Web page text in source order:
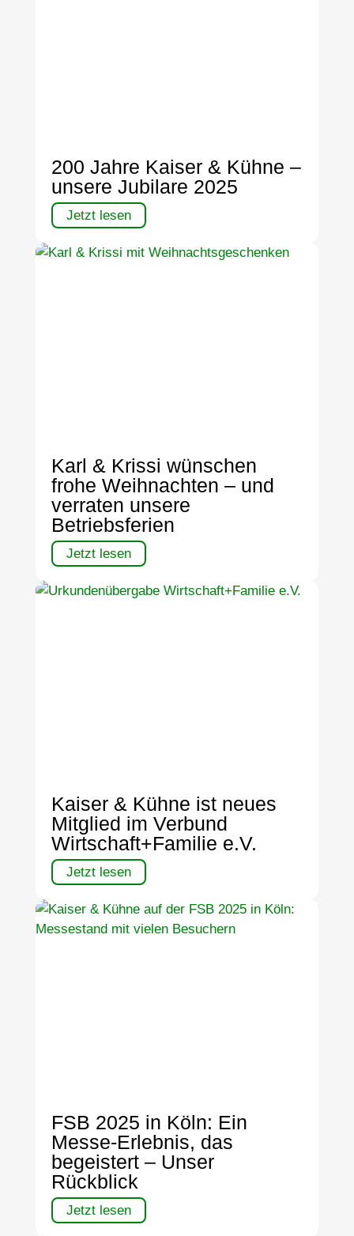
200 Jahre Kaiser & Kühne –
unsere Jubilare 2025
Jetzt lesen
Karl & Krissi wünschen
frohe Weihnachten – und
verraten unsere
Betriebsferien
Jetzt lesen
Kaiser & Kühne ist neues
Mitglied im Verbund
Wirtschaft+Familie e.V.
Jetzt lesen
FSB 2025 in Köln: Ein
Messe-Erlebnis, das
begeistert – Unser
Rückblick
Jetzt lesen